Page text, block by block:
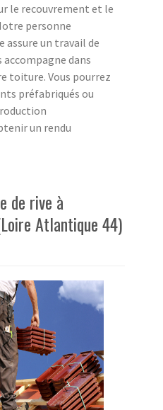
le recouvrement et le
personne
assure un travail de
dans
toiture. Vous pourrez
préfabriqués ou
un rendu
de rive à
Atlantique 44)